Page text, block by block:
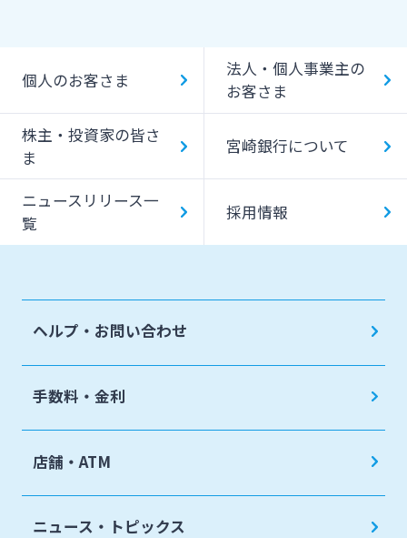
個人のお客さま
法人・個人事業主の
お客さま
株主・投資家の皆さ
ま
宮崎銀行について
ニュースリリース一
覧
採用情報
ヘルプ・お問い合わせ
手数料・金利
店舗・ATM
ニュース・トピックス